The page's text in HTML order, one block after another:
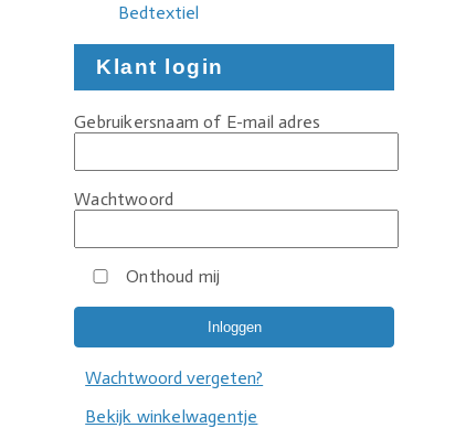
Bedtextiel
Klant login
Gebruikersnaam of E-mail adres
Wachtwoord
Onthoud mij
Wachtwoord vergeten?
Bekijk winkelwagentje